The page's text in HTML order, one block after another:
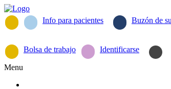
Info para pacientes Buzón de
Bolsa de trabajo Identificarse
Menu